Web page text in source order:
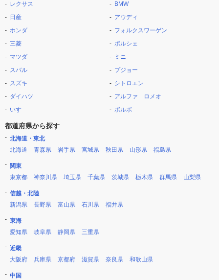
レクサス
日産
ホンダ
三菱
マツダ
スバル
スズキ
ダイハツ
いすゞ
BMW
アウディ
フォルクスワーゲン
ポルシェ
ミニ
プジョー
シトロエン
アルファ ロメオ
ボルボ
都道府県から探す
北海道・東北
北海道
青森県 岩手県 宮城県 秋田県 山形県 福島県
関東
東京都
神奈川県 埼玉県 千葉県 茨城県 栃木県 群馬県 山梨県
信越・北陸
新潟県
長野県 富山県 石川県 福井県
東海
愛知県
岐阜県 静岡県 三重県
近畿
大阪府
兵庫県 京都府 滋賀県 奈良県 和歌山県
中国